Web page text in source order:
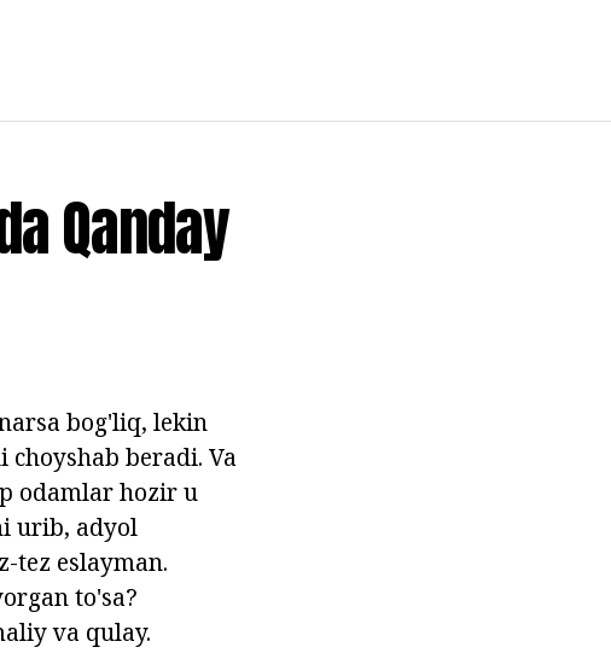
Qanday
bog'liq, lekin
beradi. Va
odamlar hozir u
urib, adyol
tez eslayman.
to'sa?
va qulay.